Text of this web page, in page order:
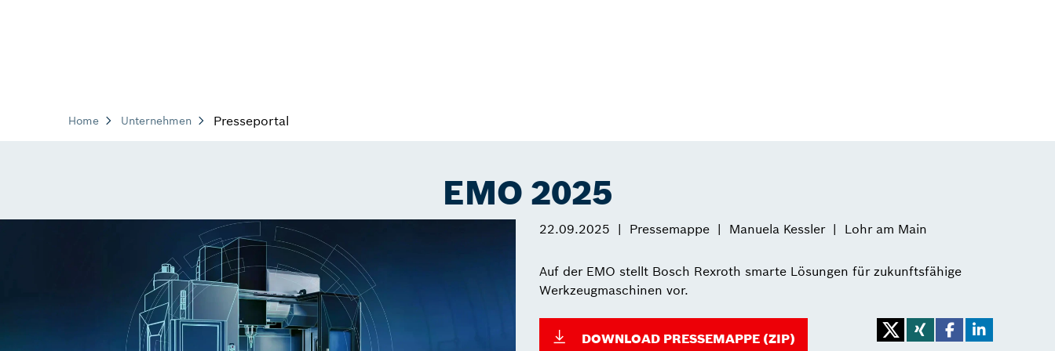
Home Unternehmen Presseportal
EMO 2025
22.09.2025 Pressemappe Manuela Kessler Lohr am Main
Auf der EMO stellt Bosch Rexroth smarte Lösungen für zukunftsfähige
Werkzeugmaschinen vor.
DOWNLOAD PRESSEMAPPE (ZIP)